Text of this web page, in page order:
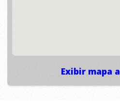
Exibir mapa